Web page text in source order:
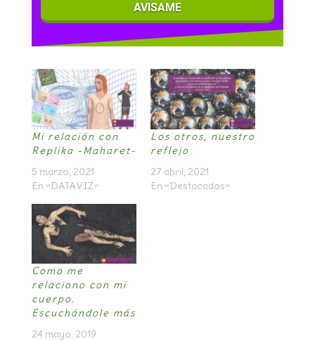
AVISAME
Mi relación con
Replika -Maharet-
5 marzo, 2021
En «DATAVIZ»
Los otros, nuestro
reflejo
27 abril, 2021
En «Destacados»
Como me
relaciono con mi
cuerpo.
Escuchándole más
24 mayo, 2019